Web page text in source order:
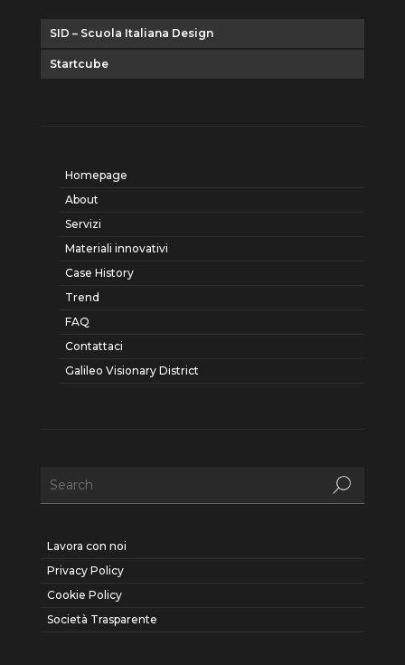
SID – Scuola Italiana Design
Startcube
Homepage
About
Servizi
Materiali innovativi
Case History
Trend
FAQ
Contattaci
Galileo Visionary District
Lavora con noi
Privacy Policy
Cookie Policy
Società Trasparente